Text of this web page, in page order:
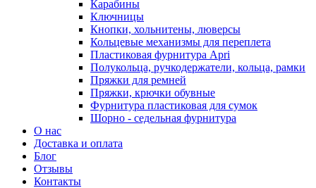
Карабины
Ключницы
Кнопки, хольнитены, люверсы
Кольцевые механизмы для переплета
Пластиковая фурнитура Apri
Полукольца, ручкодержатели, кольца, рамки
Пряжки для ремней
Пряжки, крючки обувные
Фурнитура пластиковая для сумок
Шорно - седельная фурнитура
О нас
Доставка и оплата
Блог
Отзывы
Контакты